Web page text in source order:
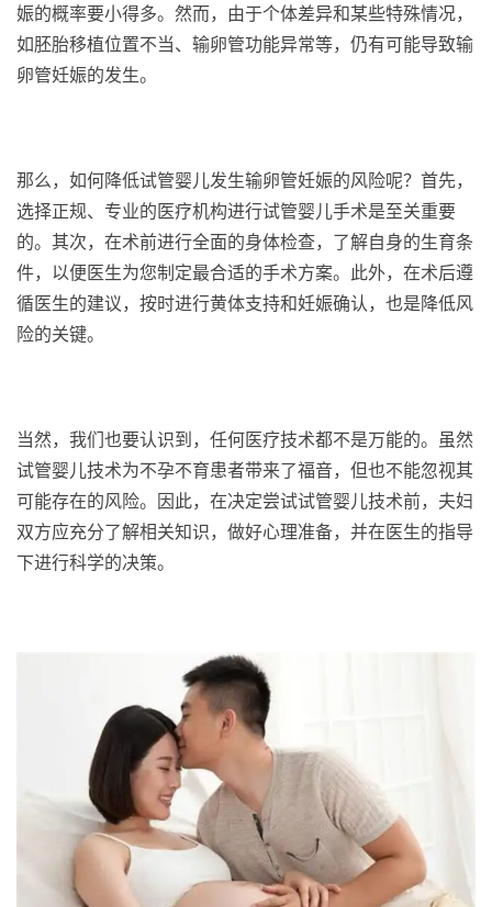
娠的概率要小得多。然而，由于个体差异和某些特殊情况，
如胚胎移植位置不当、输卵管功能异常等，仍有可能导致输
卵管妊娠的发生。
那么，如何降低试管婴儿发生输卵管妊娠的风险呢？首先，
选择正规、专业的医疗机构进行试管婴儿手术是至关重要
的。其次，在术前进行全面的身体检查，了解自身的生育条
件，以便医生为您制定最合适的手术方案。此外，在术后遵
循医生的建议，按时进行黄体支持和妊娠确认，也是降低风
险的关键。
当然，我们也要认识到，任何医疗技术都不是万能的。虽然
试管婴儿技术为不孕不育患者带来了福音，但也不能忽视其
可能存在的风险。因此，在决定尝试试管婴儿技术前，夫妇
双方应充分了解相关知识，做好心理准备，并在医生的指导
下进行科学的决策。